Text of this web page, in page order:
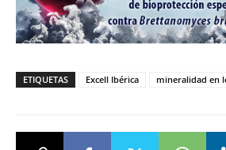
ETIQUETAS Excell Ibérica mineralidad en